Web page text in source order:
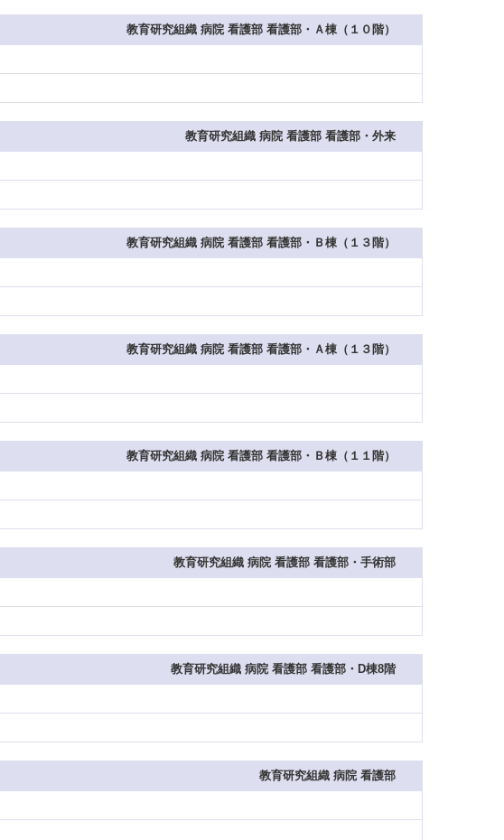
教育研究組織 病院 看護部 看護部・Ａ棟（１０階）
教育研究組織 病院 看護部 看護部・外来
教育研究組織 病院 看護部 看護部・Ｂ棟（１３階）
教育研究組織 病院 看護部 看護部・Ａ棟（１３階）
教育研究組織 病院 看護部 看護部・Ｂ棟（１１階）
教育研究組織 病院 看護部 看護部・手術部
教育研究組織 病院 看護部 看護部・D棟8階
教育研究組織 病院 看護部